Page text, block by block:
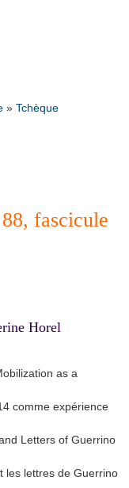
» Tchèque
88, fascicule
Horel
as a
comme expérience
Letters of Guerrino
les lettres de Guerrino